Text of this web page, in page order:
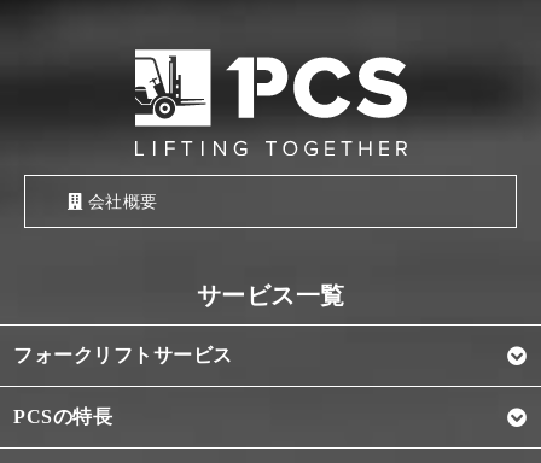
会社概要
フォークリフトサービス
PCSの特長